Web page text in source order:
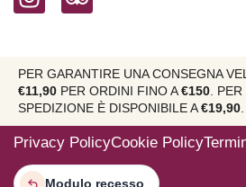
PER GARANTIRE UNA CONSEGNA
€11,90 PER ORDINI FINO A€150 .
SPEDIZIONE È DISPONIBILE A€19,90
Privacy PolicyCookie Policy
Modulo recesso